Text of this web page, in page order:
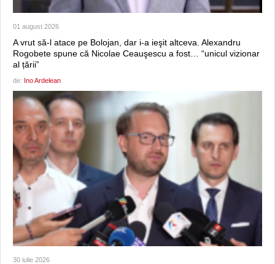
01 august 2026
A vrut să-l atace pe Bolojan, dar i-a ieşit altceva. Alexandru
Rogobete spune că Nicolae Ceauşescu a fost… “unicul vizionar
al țării”
de: Ino Ardelean
30 iulie 2026